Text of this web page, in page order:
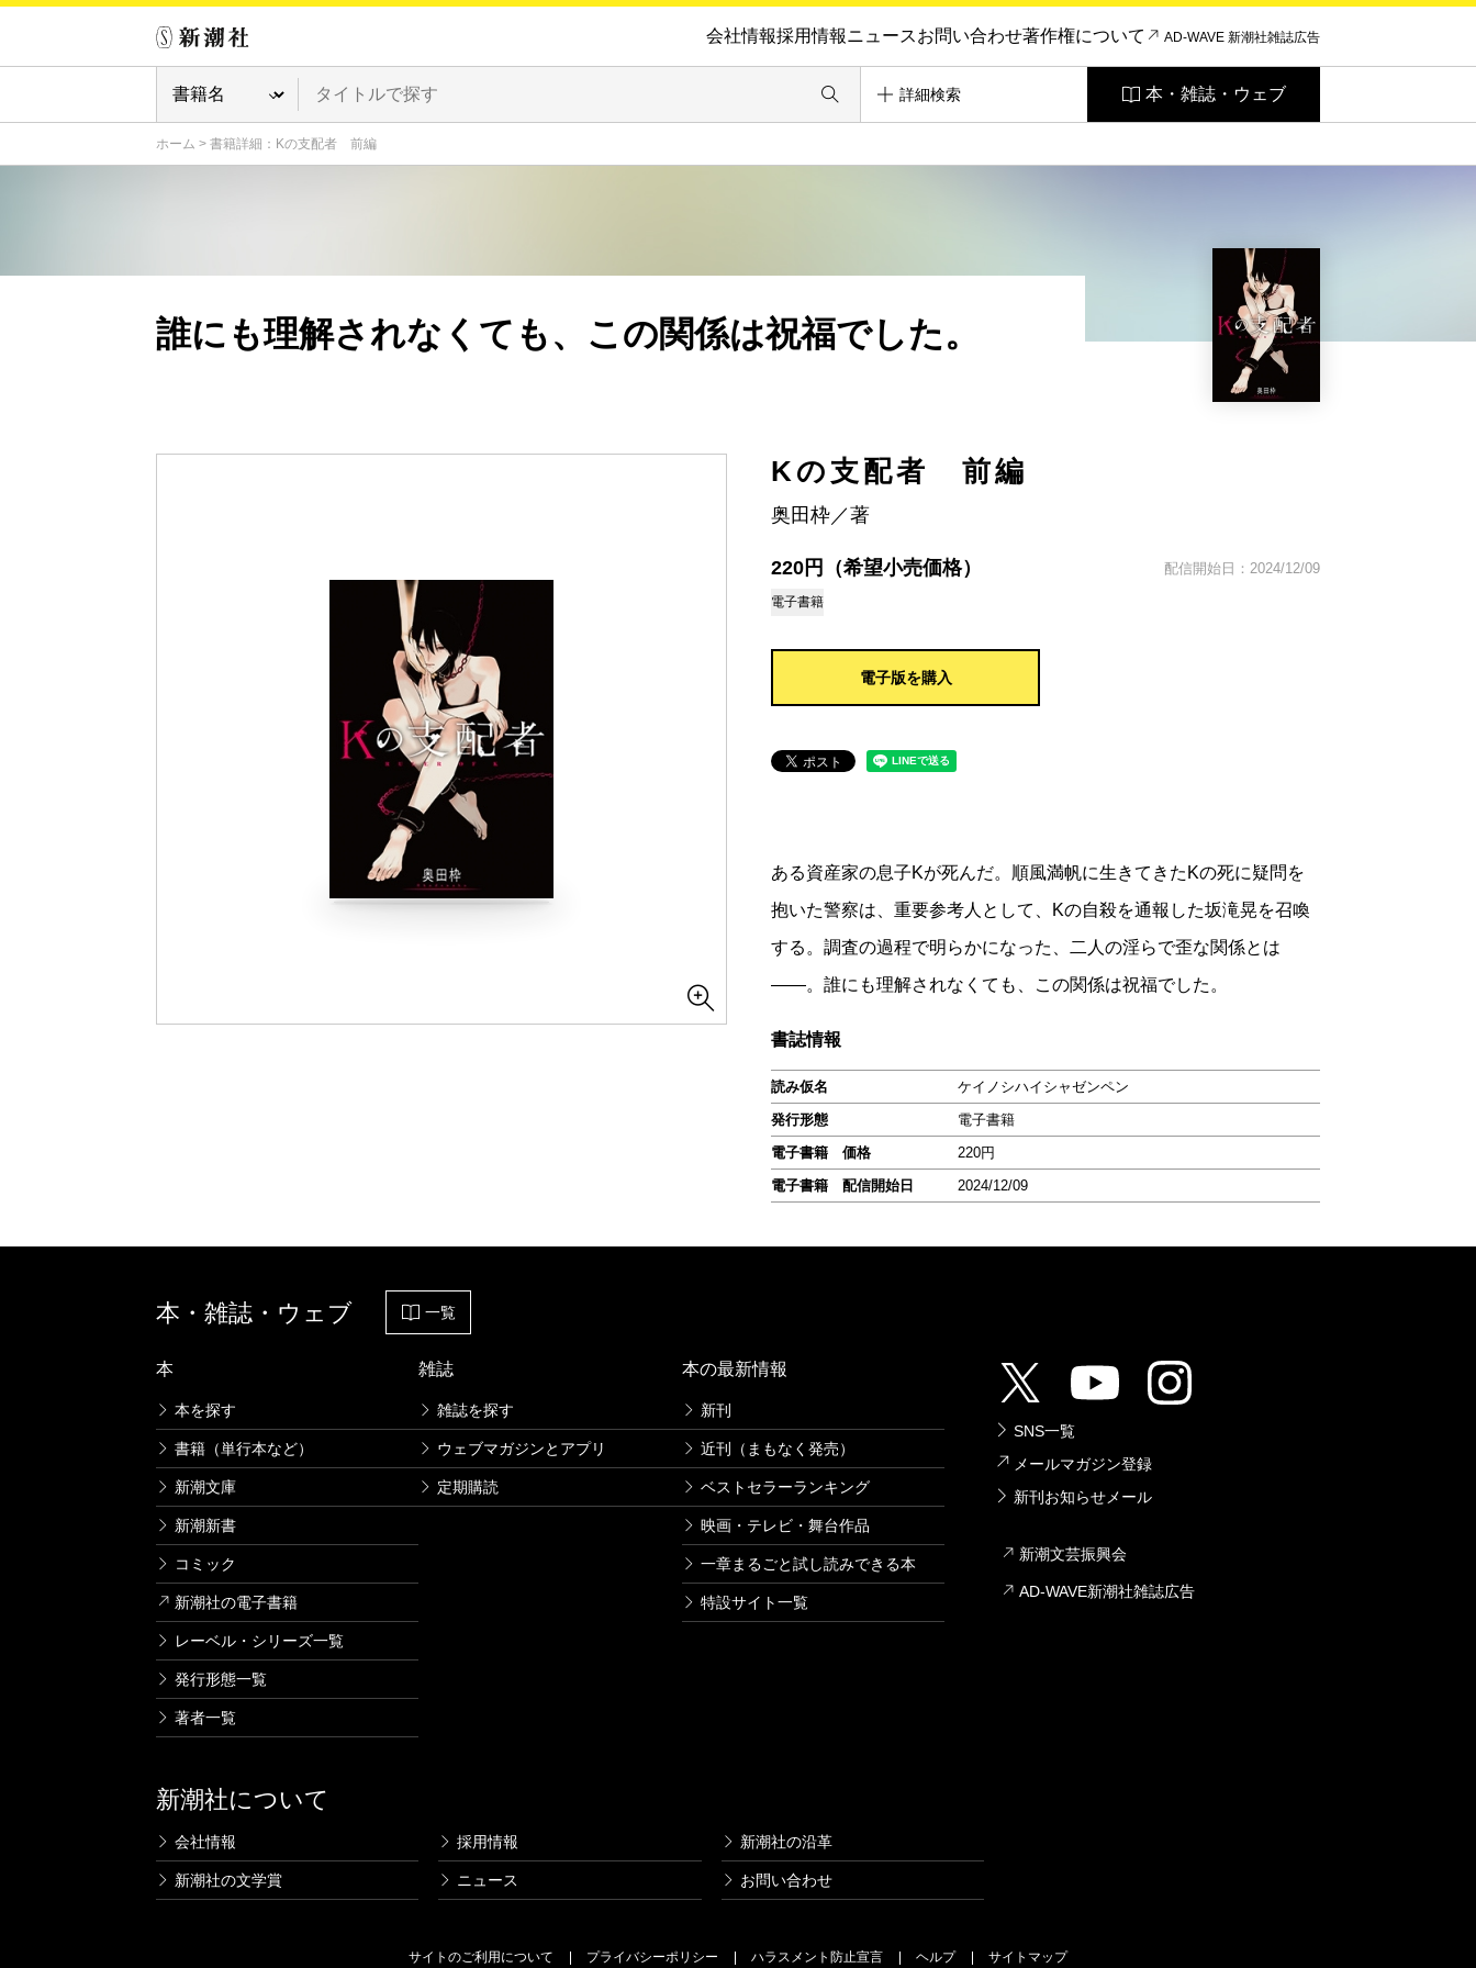
会社情報採用情報ニュースお問い合わせ著作権について AD-WAVE 新潮社雑誌広告
詳細検索 本・雑誌・ウェブ
ホーム > 書籍詳細：Kの支配者 前編
誰にも理解されなくても、この関係は祝福でした。
Kの支配者 前編
奥田枠／著
220円（希望小売価格） 配信開始日：2024/12/09
電子書籍
電子版を購入
ある資産家の息子Kが死んだ。順風満帆に生きてきたKの死に疑問を
抱いた警察は、重要参考人として、Kの自殺を通報した坂滝晃を召喚
する。調査の過程で明らかになった、二人の淫らで歪な関係とは
――。誰にも理解されなくても、この関係は祝福でした。
書誌情報
読み仮名
ケイノシハイシャゼンペン
発行形態
電子書籍
電子書籍 価格
220円
電子書籍 配信開始日
2024/12/09
本・雑誌・ウェブ 一覧
本
本を探す
書籍（単行本など）
新潮文庫
新潮新書
コミック
新潮社の電子書籍
レーベル・シリーズ一覧
発行形態一覧
著者一覧
雑誌
雑誌を探す
ウェブマガジンとアプリ
定期購読
本の最新情報
新刊
近刊（まもなく発売）
ベストセラーランキング
映画・テレビ・舞台作品
一章まるごと試し読みできる本
特設サイト一覧
新潮社について
会社情報 採用情報 新潮社の沿革
新潮社の文学賞 ニュース お問い合わせ
SNS一覧
メールマガジン登録
新刊お知らせメール
新潮文芸振興会
AD-WAVE新潮社雑誌広告
サイトのご利用について プライバシーポリシー ハラスメント防止宣言 ヘルプ サイトマップ